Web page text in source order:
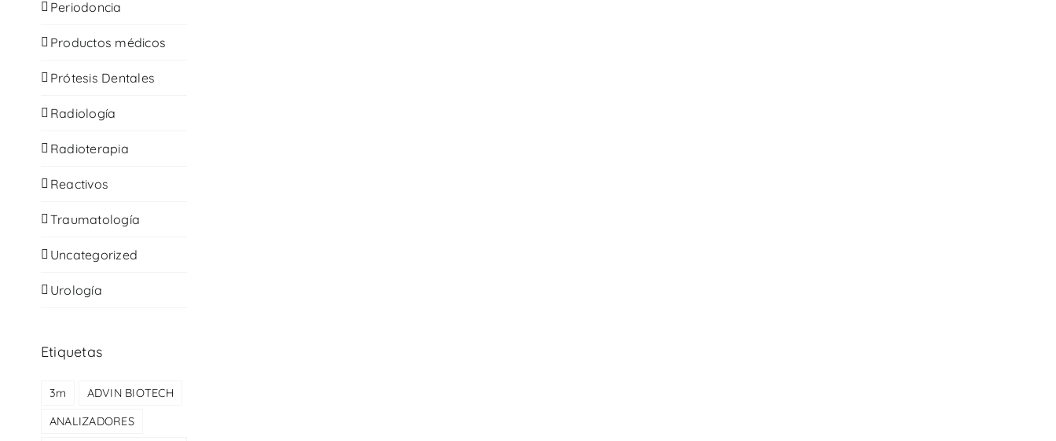
Periodoncia
Productos médicos
Prótesis Dentales
Radiología
Radioterapia
Reactivos
Traumatología
Uncategorized
Urología
Etiquetas
3m
ADVIN BIOTECH
ANALIZADORES